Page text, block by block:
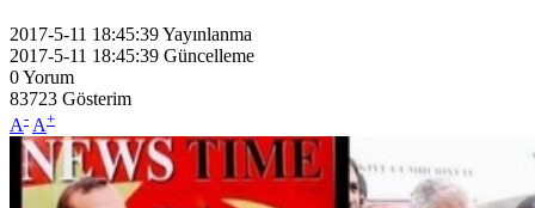
2017-5-11 18:45:39Yayınlanma
2017-5-11 18:45:39 Güncelleme
0Yorum
83723 Gösterim
A- A+